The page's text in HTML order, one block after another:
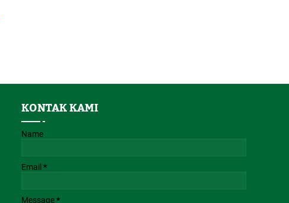
KONTAK KAMI
Name
Email *
Message*